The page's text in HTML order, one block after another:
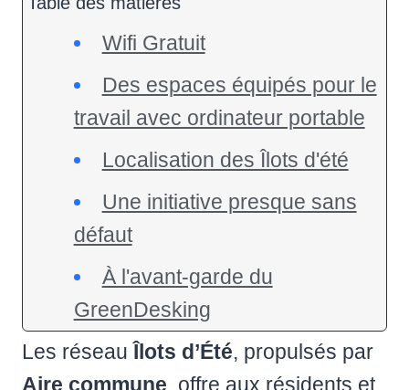
Wifi Gratuit
Des espaces équipés pour le
travail avec ordinateur portable
Localisation des Îlots d'été
Une initiative presque sans
défaut
À l'avant-garde du
GreenDesking
Les réseauÎlots d’Été, propulsés par
Aire commune, offre aux résidents et